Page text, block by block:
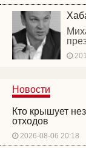
Новости
Кто крышует
отходов
2026-08-06 20:18